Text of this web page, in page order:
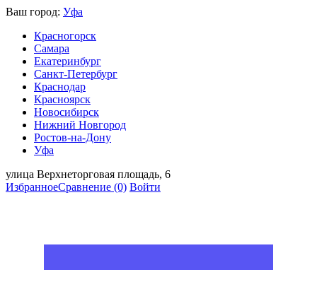
Ваш город: Уфа
Красногорск
Самара
Екатеринбург
Санкт-Петербург
Краснодар
Красноярск
Новосибирск
Нижний Новгород
Ростов-на-Дону
Уфа
улица Верхнеторговая площадь, 6
ИзбранноеСравнение (0) Войти